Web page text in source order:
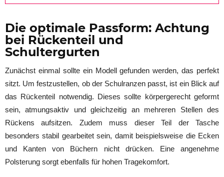
Die optimale Passform: Achtung
bei Rückenteil und
Schultergurten
Zunächst einmal sollte ein Modell gefunden werden, das perfekt
sitzt. Um festzustellen, ob der Schulranzen passt, ist ein Blick auf
das Rückenteil notwendig. Dieses sollte körpergerecht geformt
sein, atmungsaktiv und gleichzeitig an mehreren Stellen des
Rückens aufsitzen. Zudem muss dieser Teil der Tasche
besonders stabil gearbeitet sein, damit beispielsweise die Ecken
und Kanten von Büchern nicht drücken. Eine angenehme
Polsterung sorgt ebenfalls für hohen Tragekomfort.